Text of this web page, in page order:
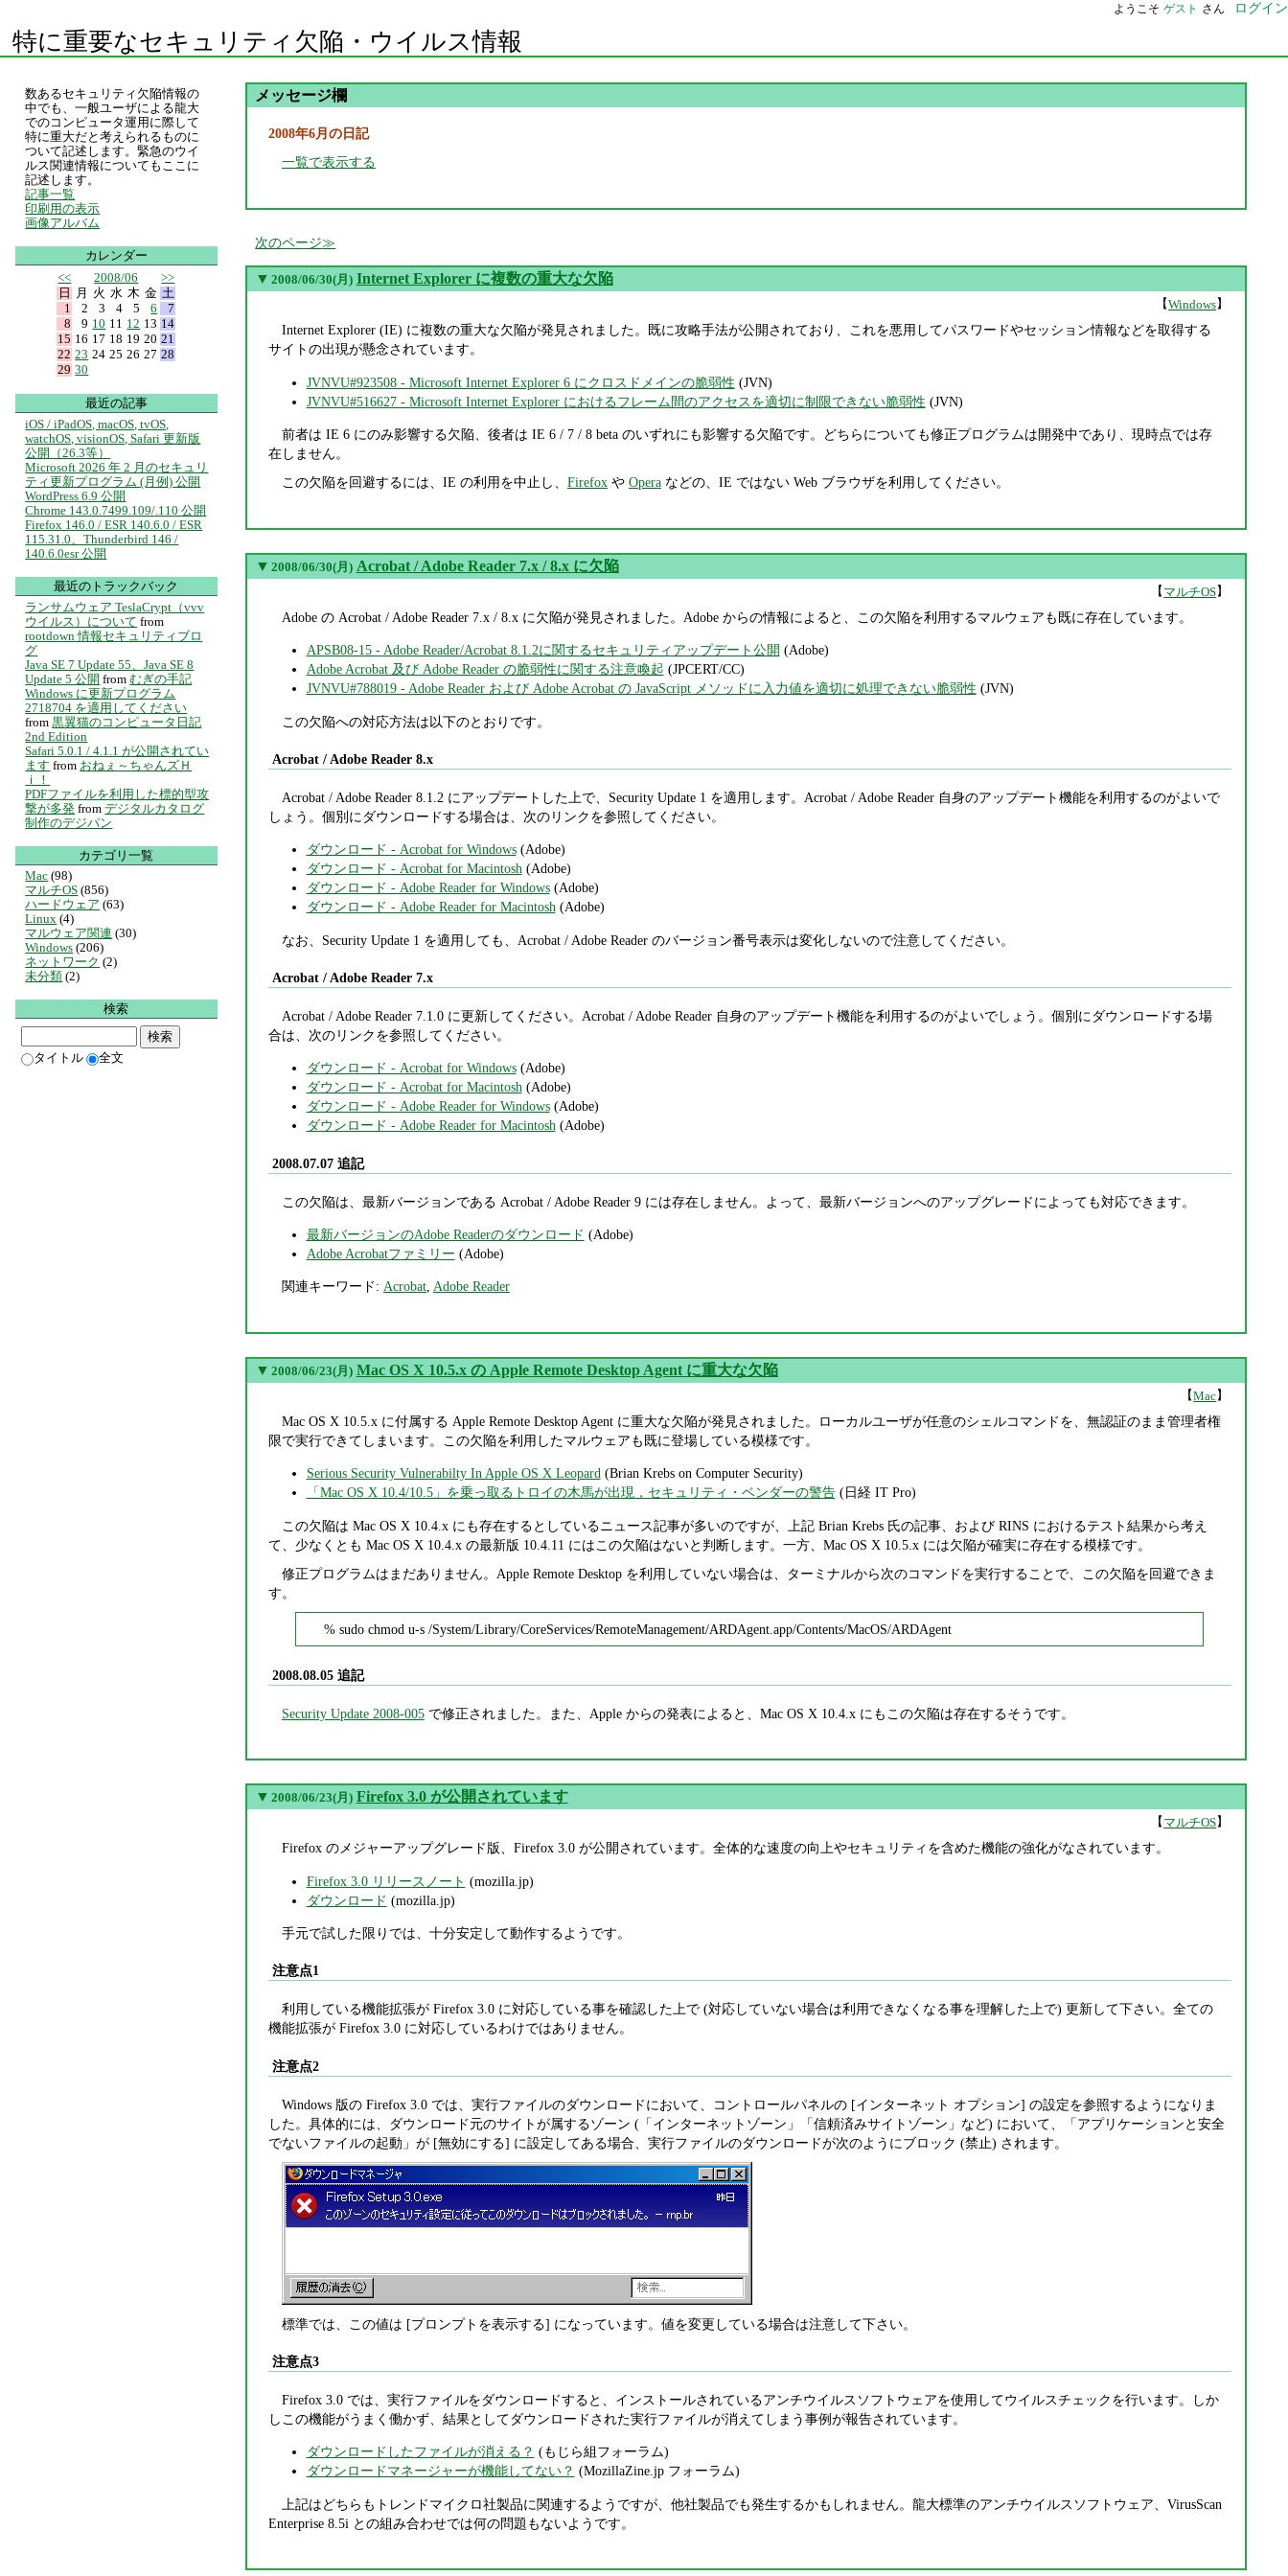
ようこそ ゲスト さん ログイン
特に重要なセキュリティ欠陥・ウイルス情報
メッセージ欄
2008年6月の日記
一覧で表示する
次のページ
▼ 2008/06/30(月) Internet Explorer に複数の重大な欠陥
【Windows】
Internet Explorer (IE) に複数の重大な欠陥が発見されました。既に攻略手法が公開されており、これを悪用してパスワードやセッション情報などを取得する
サイトの出現が懸念されています。
JVNVU#923508 - Microsoft Internet Explorer 6 にクロスドメインの脆弱性 (JVN)
JVNVU#516627 - Microsoft Internet Explorer におけるフレーム間のアクセスを適切に制限できない脆弱性 (JVN)
前者は IE 6 にのみ影響する欠陥、後者は IE 6 / 7 / 8 beta のいずれにも影響する欠陥です。どちらについても修正プログラムは開発中であり、現時点では存
在しません。
この欠陥を回避するには、IE の利用を中止し、 Firefoxや Operaなどの、IE ではない Web ブラウザを利用してください。
▼ 2008/06/30(月) Acrobat / Adobe Reader 7.x / 8.x に欠陥
【 マルチOS】
Adobe の Acrobat / Adobe Reader 7.x / 8.x に欠陥が発見されました。Adobe からの情報によると、この欠陥を利用するマルウェアも既に存在しています。
APSB08-15 - Adobe Reader/Acrobat 8.1.2に関するセキュリティアップデート公開 (Adobe)
Adobe Acrobat 及び Adobe Reader の脆弱性に関する注意喚起 (JPCERT/CC)
JVNVU#788019 - Adobe Reader および Adobe Acrobat の JavaScript メソッドに入力値を適切に処理できない脆弱性 (JVN)
この欠陥への対応方法は以下のとおりです。
Acrobat / Adobe Reader 8.x
Acrobat / Adobe Reader 8.1.2 にアップデートした上で、Security Update 1 を適用します。Acrobat / Adobe Reader 自身のアップデート機能を利用するのがよいで
しょう。個別にダウンロードする場合は、次のリンクを参照してください。
ダウンロード - Acrobat for Windows(Adobe)
ダウンロード - Acrobat for Macintosh(Adobe)
ダウンロード - Adobe Reader for Windows(Adobe)
ダウンロード - Adobe Reader for Macintosh(Adobe)
なお、Security Update 1 を適用しても、Acrobat / Adobe Reader のバージョン番号表示は変化しないので注意してください。
Acrobat / Adobe Reader 7.x
Acrobat / Adobe Reader 7.1.0 に更新してください。Acrobat / Adobe Reader 自身のアップデート機能を利用するのがよいでしょう。個別にダウンロードする場
合は、次のリンクを参照してください。
ダウンロード - Acrobat for Windows(Adobe)
ダウンロード - Acrobat for Macintosh(Adobe)
ダウンロード - Adobe Reader for Windows(Adobe)
ダウンロード - Adobe Reader for Macintosh(Adobe)
2008.07.07 追記
この欠陥は、最新バージョンである Acrobat / Adobe Reader 9 には存在しません。よって、最新バージョンへのアップグレードによっても対応できます。
最新バージョンのAdobe Readerのダウンロード (Adobe)
Adobe Acrobatファミリー (Adobe)
関連キーワード: Acrobat, Adobe Reader
▼ 2008/06/23(月) Mac OS X 10.5.x の Apple Remote Desktop Agent に重大な欠陥
【Mac】
Mac OS X 10.5.x に付属する Apple Remote Desktop Agent に重大な欠陥が発見されました。ローカルユーザが任意のシェルコマンドを、無認証のまま管理者権
限で実行できてしまいます。この欠陥を利用したマルウェアも既に登場している模様です。
Serious Security Vulnerabilty In Apple OS X Leopard(Brian Krebs on Computer Security)
「Mac OS X 10.4/10.5」を乗っ取るトロイの木馬が出現，セキュリティ・ベンダーの警告(日経 IT Pro)
この欠陥は Mac OS X 10.4.x にも存在するとしているニュース記事が多いのですが、上記 Brian Krebs 氏の記事、および RINS におけるテスト結果から考え
て、少なくとも Mac OS X 10.4.x の最新版 10.4.11 にはこの欠陥はないと判断します。一方、Mac OS X 10.5.x には欠陥が確実に存在する模様です。
修正プログラムはまだありません。Apple Remote Desktop を利用していない場合は、ターミナルから次のコマンドを実行することで、この欠陥を回避できま
す。
% sudo chmod u-s /System/Library/CoreServices/RemoteManagement/ARDAgent.app/Contents/MacOS/ARDAgent
2008.08.05 追記
Security Update 2008-005で修正されました。また、Apple からの発表によると、Mac OS X 10.4.x にもこの欠陥は存在するそうです。
▼ 2008/06/23(月) Firefox 3.0 が公開されています
【 マルチOS】
Firefox のメジャーアップグレード版、Firefox 3.0 が公開されています。全体的な速度の向上やセキュリティを含めた機能の強化がなされています。
Firefox 3.0 リリースノート (mozilla.jp)
ダウンロード (mozilla.jp)
手元で試した限りでは、十分安定して動作するようです。
注意点1
利用している機能拡張が Firefox 3.0 に対応している事を確認した上で (対応していない場合は利用できなくなる事を理解した上で) 更新して下さい。全ての
機能拡張が Firefox 3.0 に対応しているわけではありません。
注意点2
Windows 版の Firefox 3.0 では、実行ファイルのダウンロードにおいて、コントロールパネルの [インターネット オプション] の設定を参照するようになりま
した。具体的には、ダウンロード元のサイトが属するゾーン (「インターネットゾーン」「信頼済みサイトゾーン」など) において、「アプリケーションと安全
でないファイルの起動」が [無効にする] に設定してある場合、実行ファイルのダウンロードが次のようにブロック (禁止) されます。
標準では、この値は [プロンプトを表示する] になっています。値を変更している場合は注意して下さい。
注意点3
Firefox 3.0 では、実行ファイルをダウンロードすると、インストールされているアンチウイルスソフトウェアを使用してウイルスチェックを行います。しか
しこの機能がうまく働かず、結果としてダウンロードされた実行ファイルが消えてしまう事例が報告されています。
ダウンロードしたファイルが消える？ (もじら組フォーラム)
ダウンロードマネージャーが機能してない？ (MozillaZine.jp フォーラム)
上記はどちらもトレンドマイクロ社製品に関連するようですが、他社製品でも発生するかもしれません。龍大標準のアンチウイルスソフトウェア、VirusScan
Enterprise 8.5i との組み合わせでは何の問題もないようです。
数あるセキュリティ欠陥情報の
中でも、一般ユーザによる龍大
でのコンピュータ運用に際して
特に重大だと考えられるものに
ついて記述します。緊急のウイ
ルス関連情報についてもここに
記述します。
記事一覧
印刷用の表示
画像アルバム
カレンダー
<<
2008/06
>>
日
月 火 水 木 金 土
1
2 3 4 5 6
7
8
9 10 11 12 13 14
15 16 17 18 19 20 21
22 23 24 25 26 27 28
29 30
最近の記事
iOS / iPadOS, macOS, tvOS,
watchOS, visionOS, Safari 更新版
公開（26.3等）
Microsoft 2026 年 2 月のセキュリ
ティ更新プログラム (月例) 公開
WordPress 6.9 公開
Chrome 143.0.7499.109/.110 公開
Firefox 146.0 / ESR 140.6.0 / ESR
115.31.0、Thunderbird 146 /
140.6.0esr 公開
最近のトラックバック
ランサムウェア TeslaCrypt（vvv
ウイルス）について from
rootdown 情報セキュリティブロ
グ
Java SE 7 Update 55、Java SE 8
Update 5 公開 from むぎの手記
Windows に更新プログラム
2718704 を適用してください
from 黒翼猫のコンピュータ日記
2nd Edition
Safari 5.0.1 / 4.1.1 が公開されてい
ます from おねぇ～ちゃんズＨ
ｉ！
PDFファイルを利用した標的型攻
撃が多発 from デジタルカタログ
制作のデジパン
カテゴリ一覧
Mac (98)
マルチOS (856)
ハードウェア (63)
Linux (4)
マルウェア関連 (30)
Windows (206)
ネットワーク (2)
未分類 (2)
検索
タイトル 全文